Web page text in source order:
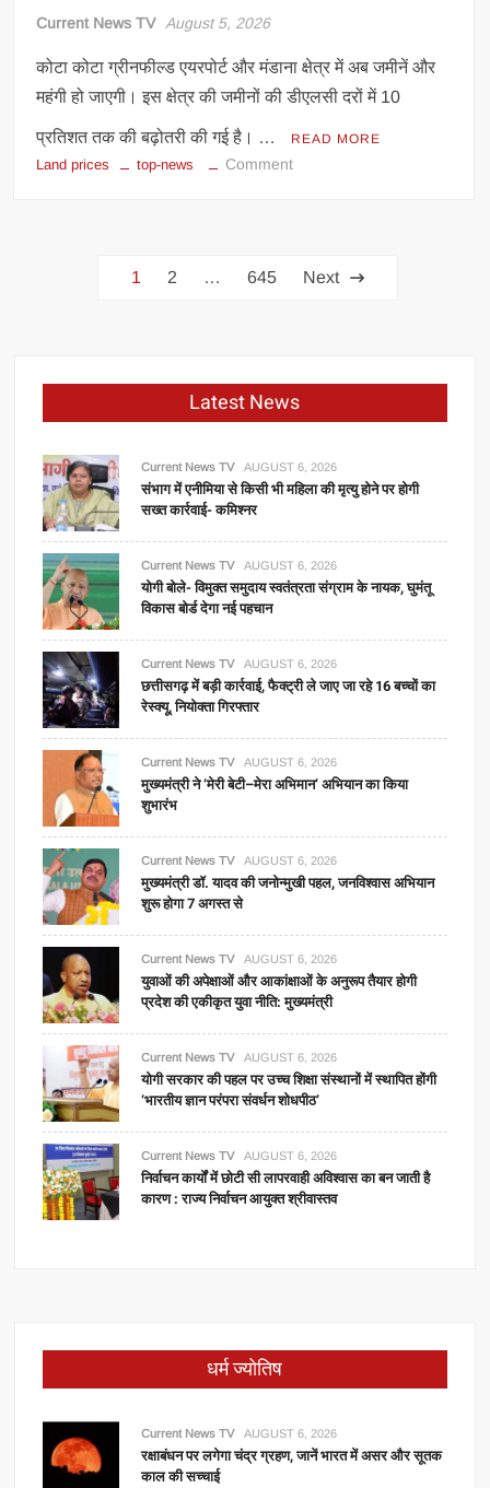
Current News TV August 5, 2026
कोटा कोटा ग्रीनफील्ड एयरपोर्ट और मंडाना क्षेत्र में अब जमीनें और
महंगी हो जाएगी। इस क्षेत्र की जमीनों की डीएलसी दरों में 10
प्रतिशत तक की बढ़ोतरी की गई है। … READ MORE
Land prices top-news Commenton
क्षेत्र
की
कीमतें,
दरों
में
1 2 … 645 Next
Latest News
Current News TV AUGUST 6, 2026
संभाग में एनीमिया से किसी भी महिला की मृत्यु होने पर होगी
सख्त कार्रवाई- कमिश्नर
Current News TV AUGUST 6, 2026
योगी बोले- विमुक्त समुदाय स्वतंत्रता संग्राम के नायक, घुमंतू
विकास बोर्ड देगा नई पहचान
Current News TV AUGUST 6, 2026
छत्तीसगढ़ में बड़ी कार्रवाई, फैक्ट्री ले जाए जा रहे 16 बच्चों का
रेस्क्यू, नियोक्ता गिरफ्तार
Current News TV AUGUST 6, 2026
मुख्यमंत्री ने ‘मेरी बेटी–मेरा अभिमान’ अभियान का किया
शुभारंभ
Current News TV AUGUST 6, 2026
मुख्यमंत्री डॉ. यादव की जनोन्मुखी पहल, जनविश्वास अभियान
शुरू होगा 7 अगस्त से
Current News TV AUGUST 6, 2026
युवाओं की अपेक्षाओं और आकांक्षाओं के अनुरूप तैयार होगी
प्रदेश की एकीकृत युवा नीति: मुख्यमंत्री
Current News TV AUGUST 6, 2026
योगी सरकार की पहल पर उच्च शिक्षा संस्थानों में स्थापित होंगी
‘भारतीय ज्ञान परंपरा संवर्धन शोधपीठ’
Current News TV AUGUST 6, 2026
निर्वाचन कार्यों में छोटी सी लापरवाही अविश्वास का बन जाती है
कारण : राज्य निर्वाचन आयुक्त श्रीवास्तव
धर्म ज्योतिष
Current News TV AUGUST 6, 2026
रक्षाबंधन पर लगेगा चंद्र ग्रहण, जानें भारत में असर और सूतक
काल की सच्चाई